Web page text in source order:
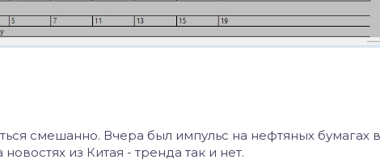
смешанно. Вчера был импульс на нефтяных бумагах
из Китая - тренда так и нет.